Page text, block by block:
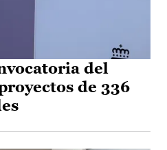
del
de 336